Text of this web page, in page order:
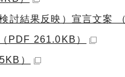
結果反映）宣言文案
PDF 261.0KB）
）